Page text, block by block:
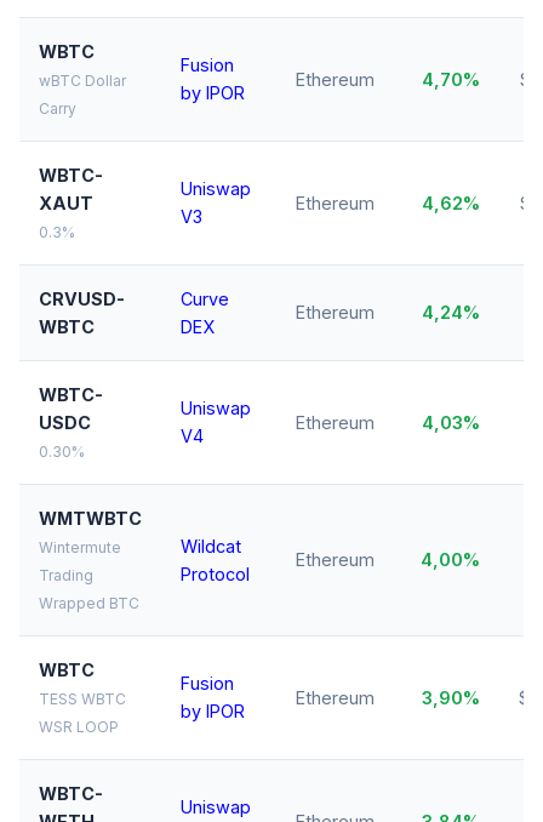
WBTC
wBTC Dollar
Carry
Fusion
by IPOR
Ethereum 4,70%
WBTC-
XAUT
0.3%
Uniswap
V3
Ethereum 4,62%
CRVUSD-
WBTC
Curve
DEX
Ethereum 4,24%
WBTC-
USDC
0.30%
Uniswap
V4
Ethereum 4,03%
WMTWBTC
Wintermute
Trading
Wrapped BTC
Wildcat
Protocol
Ethereum 4,00%
WBTC
TESS WBTC
WSR LOOP
Fusion
by IPOR
Ethereum 3,90%
WBTC-
Uniswap